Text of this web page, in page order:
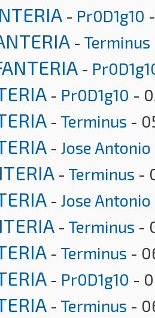
- Pr0D1g10
- Terminus
-
- Pr0D1g10 -
- Terminus -
- Jose Antonio
- Terminus -
- Jose Antonio
- Terminus -
- Terminus -
- Pr0D1g10 -
- Terminus -